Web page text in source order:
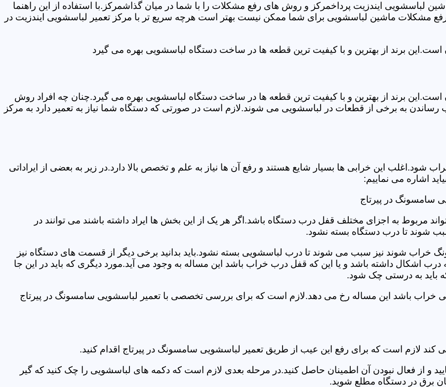
لباسشویی ایندزیت پرداخمرکز و روش های رفع مشکلات را با شما در میان گذاشمرکز.با استفاده از این راهنما
مشکلات ماشین لباسشویی برای شما ممکن نیست بهتر است هرچه سریع تر با مرکز تعمیر لباسشویی ایندزیت در
برند از بهترین و با کیفیت ترین قطعه ها در ساخت دستگاه لباسشویی بهره می گیرد
برند از بهترین و با کیفیت ترین قطعه ها در ساخت دستگاه لباسشویی بهره می گیرد.چنان چه افراد روش
رساندن به برخی از قطعات در لباسشویی می شوند.لازم است در صورتی که دستگاه شما نیاز به تعمیر دارد به مرکز
این خرابی ها بسیار شایع هستند و رفع آن ها نیاز به علم و تخصص بالا دارد.در زیر به بعضی از ایراداتی
اشاره می نماییم:
سامسونگ در پیرتاج
مربوط به اجزای مختلف قفل درب دستگاه باشد.اگر هر یک از این بخش ها ایراد داشته باشند می توانند در
شوند تا درب دستگاه بسته نشود.
خراب شوند نیز سبب می شوند تا درب لباسشویی بسته نشود.باید بدانید برخی دیگر از قسمت های دستگاه نیز
درب اشکال داشته باشد و یا این که قفل درب خراب باشد این مساله به وجود می آید.مورد دیگری که باید در این جا
به درستی چک شود.
خراب باشد این مساله رخ می دهد.لازم است که برای بررسی تخصصی با تعمیر لباسشویی سامسونگ در پیرتاج
کند لازم است که برای رفع این عیب از طریق تعمیر لباسشویی سامسونگ در پیرتاج اقدام کنید.
و از فعال نبودن آن اطمینان حاصل کنید.در مرحله بعدی لازم است که دکمه های لباسشویی را چک کنید که گیر
برق در دستگاه مطلع شوید.